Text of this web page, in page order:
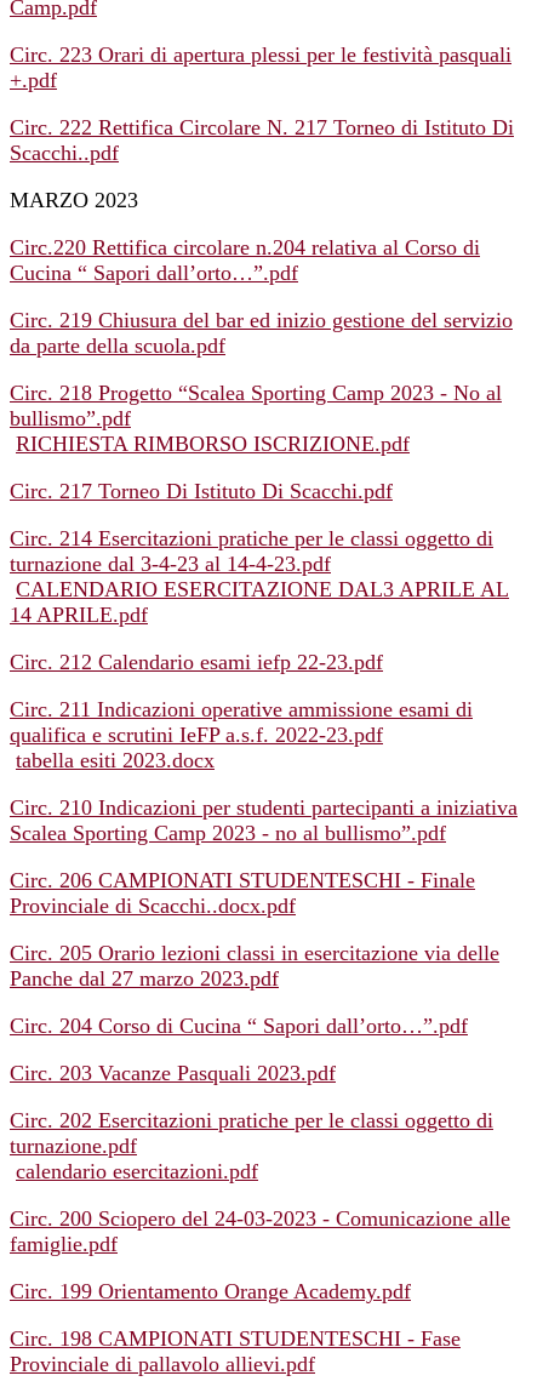
Camp.pdf
Circ. 223 Orari di apertura plessi per le festività pasquali
+.pdf
Circ. 222 Rettifica Circolare N. 217 Torneo di Istituto Di
Scacchi..pdf
MARZO 2023
Circ.220 Rettifica circolare n.204 relativa al Corso di
Cucina “ Sapori dall’orto…”.pdf
Circ. 219 Chiusura del bar ed inizio gestione del servizio
da parte della scuola.pdf
Circ. 218 Progetto “Scalea Sporting Camp 2023 - No al
bullismo”.pdf
RICHIESTA RIMBORSO ISCRIZIONE.pdf
Circ. 217 Torneo Di Istituto Di Scacchi.pdf
Circ. 214 Esercitazioni pratiche per le classi oggetto di
turnazione dal 3-4-23 al 14-4-23.pdf
CALENDARIO ESERCITAZIONE DAL3 APRILE AL
14 APRILE.pdf
Circ. 212 Calendario esami iefp 22-23.pdf
Circ. 211 Indicazioni operative ammissione esami di
qualifica e scrutini IeFP a.s.f. 2022-23.pdf
tabella esiti 2023.docx
Circ. 210 Indicazioni per studenti partecipanti a iniziativa
Scalea Sporting Camp 2023 - no al bullismo”.pdf
Circ. 206 CAMPIONATI STUDENTESCHI - Finale
Provinciale di Scacchi..docx.pdf
Circ. 205 Orario lezioni classi in esercitazione via delle
Panche dal 27 marzo 2023.pdf
Circ. 204 Corso di Cucina “ Sapori dall’orto…”.pdf
Circ. 203 Vacanze Pasquali 2023.pdf
Circ. 202 Esercitazioni pratiche per le classi oggetto di
turnazione.pdf
calendario esercitazioni.pdf
Circ. 200 Sciopero del 24-03-2023 - Comunicazione alle
famiglie.pdf
Circ. 199 Orientamento Orange Academy.pdf
Circ. 198 CAMPIONATI STUDENTESCHI - Fase
Provinciale di pallavolo allievi.pdf